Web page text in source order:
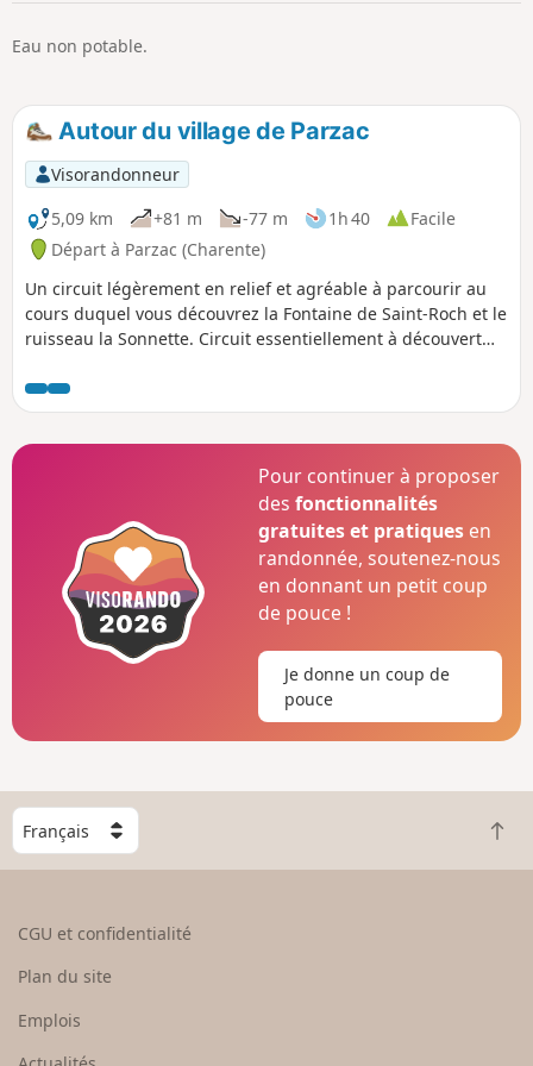
Eau non potable.
Autour du village de Parzac
Visorandonneur
5,09 km
+81 m -77 m 1h 40
Facile
Départ à Parzac (Charente)
Un circuit légèrement en relief et agréable à parcourir au
cours duquel vous découvrez la Fontaine de Saint-Roch et le
ruisseau la Sonnette. Circuit essentiellement à découvert
Pour continuer à proposer
desfonctionnalités
gratuites et pratiques en
randonnée, soutenez-nous
en donnant un petit coup
de pouce !
Je donne un coup de
pouce
C
h
o
e
R
e
CGU et confidentialité
Plan du site
Emplois